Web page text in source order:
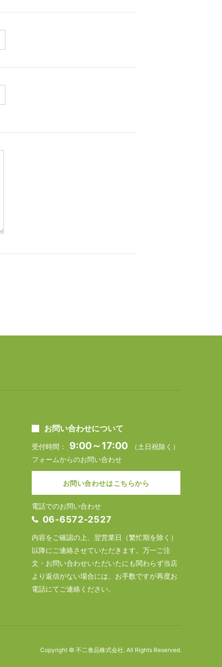
お問い合わせについて
受付時間： 9:00～17:00
（土日祝除く）
フォームからのお問い合わせ
お問い合わせはこちらから
電話でのお問い合わせ
06-6572-2527
内容をご確認の上、翌営業日（繁忙期を除く）
以降にご連絡させていただきます。万一ご注
文・お問い合わせいただいたにも関わらず当店
より返信がない場合には、お手数ですが再度お
電話にてご連絡ください。
Copyright © 不二食品株式会社. All Rights Reserved.